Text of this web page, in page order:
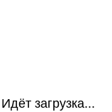
Идёт загрузка...